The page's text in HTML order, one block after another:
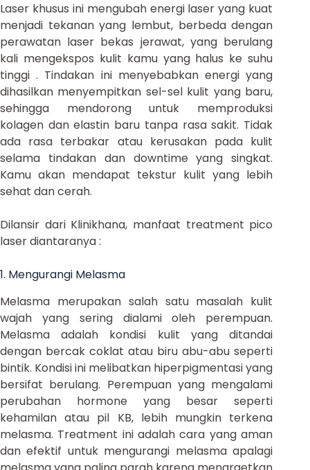
Laser khusus ini mengubah energi laser yang kuat
menjadi tekanan yang lembut, berbeda dengan
perawatan laser bekas jerawat, yang berulang
kali mengekspos kulit kamu yang halus ke suhu
tinggi . Tindakan ini menyebabkan energi yang
dihasilkan menyempitkan sel-sel kulit yang baru,
sehingga mendorong untuk memproduksi
kolagen dan elastin baru tanpa rasa sakit. Tidak
ada rasa terbakar atau kerusakan pada kulit
selama tindakan dan downtime yang singkat.
Kamu akan mendapat tekstur kulit yang lebih
sehat dan cerah.
Dilansir dari Klinikhana, manfaat treatment pico
laser diantaranya :
1. Mengurangi Melasma
Melasma merupakan salah satu masalah kulit
wajah yang sering dialami oleh perempuan.
Melasma adalah kondisi kulit yang ditandai
dengan bercak coklat atau biru abu-abu seperti
bintik. Kondisi ini melibatkan hiperpigmentasi yang
bersifat berulang. Perempuan yang mengalami
perubahan hormone yang besar seperti
kehamilan atau pil KB, lebih mungkin terkena
melasma. Treatment ini adalah cara yang aman
dan efektif untuk mengurangi melasma apalagi